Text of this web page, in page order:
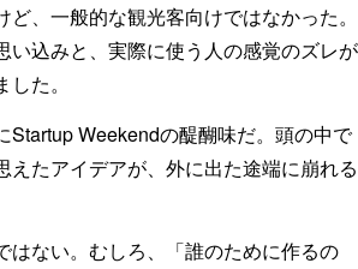
、一般的な観光客向けではなかった。
い込みと、実際に使う人の感覚のズレが
た。
Startup Weekendの醍醐味だ。頭の中で
えたアイデアが、外に出た途端に崩れる
はない。むしろ、「誰のために作るの